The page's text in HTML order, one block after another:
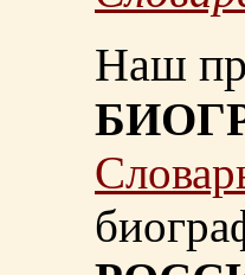
Наш